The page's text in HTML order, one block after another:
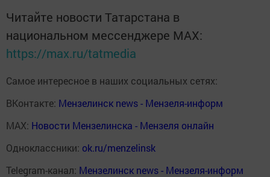
Читайте новости Татарстана в
национальном мессенджере MАХ:
https://max.ru/tatmedia
Самое интересное в наших социальных сетях:
ВКонтакте: Мензелинск news - Мензеля-информ
MAX: Новости Мензелинска - Мензеля онлайн
Одноклассники: ok.ru/menzelinsk
Telegram-канал: Мензелинск news - Мензеля-информ